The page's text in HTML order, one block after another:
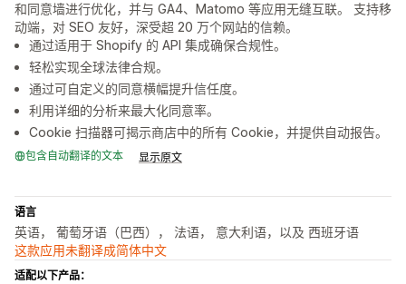
和同意墙进行优化，并与 GA4、Matomo 等应用无缝互联。 支持移
动端，对 SEO 友好，深受超 20 万个网站的信赖。
通过适用于 Shopify 的 API 集成确保合规性。
轻松实现全球法律合规。
通过可自定义的同意横幅提升信任度。
利用详细的分析来最大化同意率。
Cookie 扫描器可揭示商店中的所有 Cookie，并提供自动报告。
包含自动翻译的文本 显示原文
语言
英语， 葡萄牙语（巴西）， 法语， 意大利语，以及 西班牙语
这款应用未翻译成简体中文
适配以下产品：